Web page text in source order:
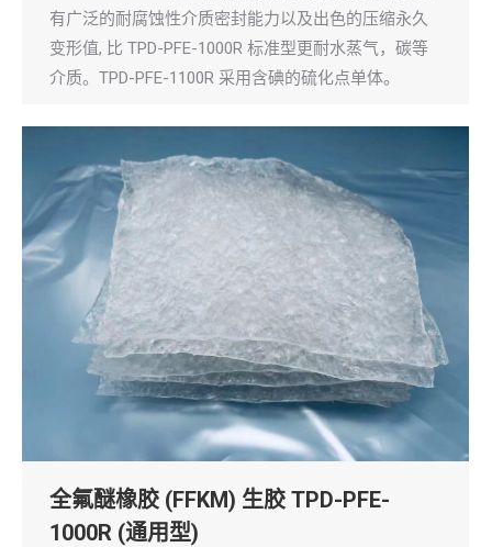
有广泛的耐腐蚀性介质密封能力以及出色的压缩永久
变形值, 比 TPD-PFE-1000R 标准型更耐水蒸气，碳等
介质。TPD-PFE-1100R 采用含碘的硫化点单体。
全氟醚橡胶 (FFKM) 生胶 TPD-PFE-
1000R (通用型)